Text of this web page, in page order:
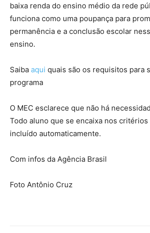
baixa renda do ensino médio da rede
funciona como uma poupança para
permanência e a conclusão escolar
ensino.
Saiba aqui quais são os requisitos para
programa
O MEC esclarece que não há
Todo aluno que se encaixa nos critérios
incluído automaticamente.
Com infos da Agência Brasil
Foto Antônio Cruz